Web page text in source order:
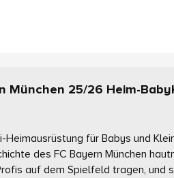
München 25/26 Heim-
Heimausrüstung für Babys und
des FC Bayern München
auf dem Spielfeld tragen, und